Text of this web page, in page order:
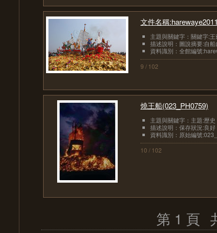
文件名稱
主題與關鍵字：關鍵字:王
描述說明：圖說摘要:自
資料識別：全館編號
9 / 102
燒王船(023_PH0759)
主題與關鍵字：主題:歷
描述說明：保存狀況:良好
資料識別：原始編號
10 / 102
第 1 頁